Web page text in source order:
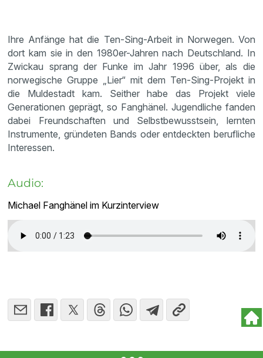
Ihre Anfänge hat die Ten-Sing-Arbeit in Norwegen. Von
dort kam sie in den 1980er-Jahren nach Deutschland. In
Zwickau sprang der Funke im Jahr 1996 über, als die
norwegische Gruppe „Lier“ mit dem Ten-Sing-Projekt in
die Muldestadt kam. Seither habe das Projekt viele
Generationen geprägt, so Fanghänel. Jugendliche fanden
dabei Freundschaften und Selbstbewusstsein, lernten
Instrumente, gründeten Bands oder entdeckten berufliche
Interessen.
Audio:
Michael Fanghänel im Kurzinterview